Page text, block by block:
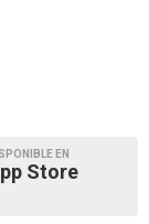
EN
Store